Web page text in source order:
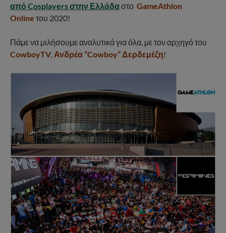
από Cosplayers στην Ελλάδαστο GameAthlon
Online του 2020!
Πάμε να μιλήσουμε αναλυτικά για όλα, με τον αρχηγό του
CowboyTV Ανδρέα “Cowboy” Δερδεμέζη!